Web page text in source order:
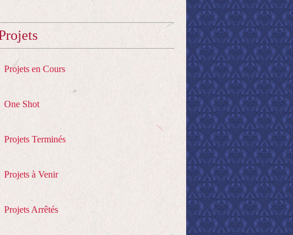
Projets en Cours
One Shot
Projets Terminés
Projets à Venir
Projets Arrêtés